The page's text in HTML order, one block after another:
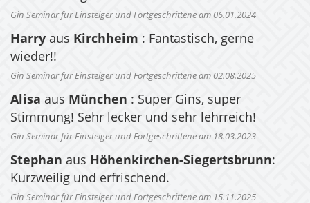
Gin Seminar für Einsteiger und Fortgeschrittene am 06.01.2024
Harry aus Kirchheim : Fantastisch, gerne
wieder!!
Gin Seminar für Einsteiger und Fortgeschrittene am 02.08.2025
Alisa aus München : Super Gins, super
Stimmung! Sehr lecker und sehr lehrreich!
Gin Seminar für Einsteiger und Fortgeschrittene am 18.03.2023
Stephan aus Höhenkirchen-Siegertsbrunn:
Kurzweilig und erfrischend.
Gin Seminar für Einsteiger und Fortgeschrittene am 15.11.2025